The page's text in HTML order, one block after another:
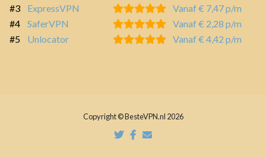
#3
ExpressVPN
Vanaf € 7,47 p/m
#4
SaferVPN
Vanaf € 2,28 p/m
#5
Unlocator Vanaf € 4,42 p/m
Copyright © BesteVPN.nl 2026